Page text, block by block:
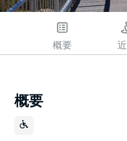
概要 近
概要